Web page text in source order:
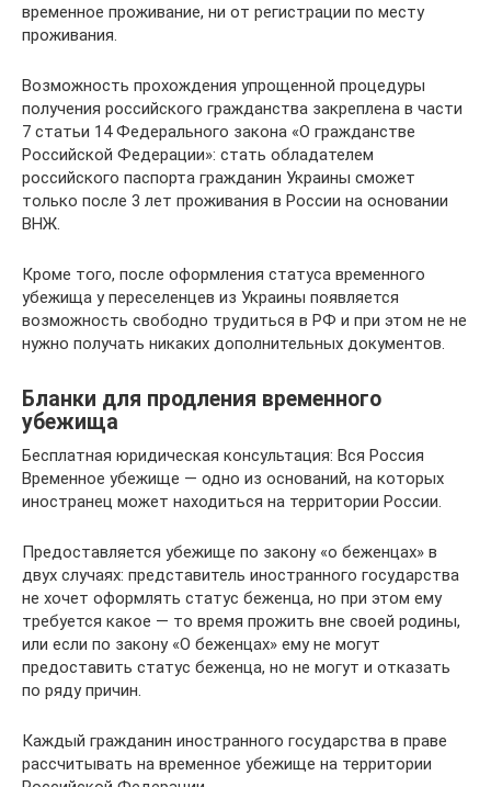
временное проживание, ни от регистрации по месту
проживания.
Возможность прохождения упрощенной процедуры
получения российского гражданства закреплена в части
7 статьи 14 Федерального закона «О гражданстве
Российской Федерации»: стать обладателем
российского паспорта гражданин Украины сможет
только после 3 лет проживания в России на основании
ВНЖ.
Кроме того, после оформления статуса временного
убежища у переселенцев из Украины появляется
возможность свободно трудиться в РФ и при этом не не
нужно получать никаких дополнительных документов.
Бланки для продления временного
убежища
Бесплатная юридическая консультация: Вся Россия
Временное убежище — одно из оснований, на которых
иностранец может находиться на территории России.
Предоставляется убежище по закону «о беженцах» в
двух случаях: представитель иностранного государства
не хочет оформлять статус беженца, но при этом ему
требуется какое — то время прожить вне своей родины,
или если по закону «О беженцах» ему не могут
предоставить статус беженца, но не могут и отказать
по ряду причин.
Каждый гражданин иностранного государства в праве
рассчитывать на временное убежище на территории